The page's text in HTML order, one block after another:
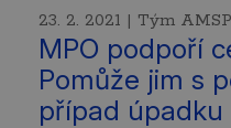
23. 2. 2021 | Tým
MPO podpoří
Pomůže jim s
případ úpadku